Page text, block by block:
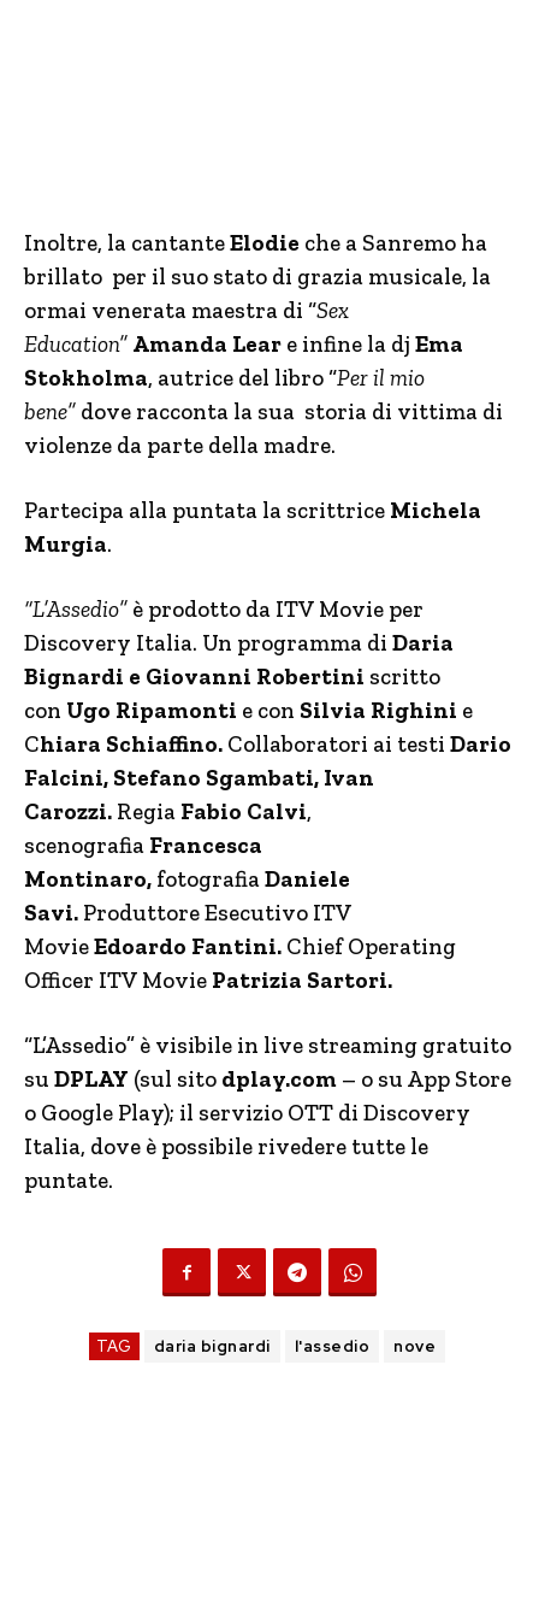
Inoltre, la cantanteElodie che a Sanremo ha
brillato per il suo stato di grazia musicale, la
ormai venerata maestra di “Sex
Education” Amanda Lear e infine la dj Ema
Stokholma, autrice del libro “Per il mio
bene” dove racconta la sua storia di vittima di
violenze da parte della madre.
Partecipa alla puntata la scrittrice Michela
Murgia.
“L’Assedio” è prodotto da ITV Movie per
Discovery Italia. Un programma di Daria
Bignardi e Giovanni Robertini scritto
con Ugo Ripamonti e con Silvia Righini e
Chiara Schiaffino. Collaboratori ai testi Dario
Falcini, Stefano Sgambati, Ivan
Carozzi. Regia Fabio Calvi,
scenografia Francesca
Montinaro, fotografiaDaniele
Savi. Produttore Esecutivo ITV
MovieEdoardo Fantini. Chief Operating
Officer ITV Movie Patrizia Sartori.
“L’Assedio” è visibile in live streaming gratuito
su DPLAY (sul sito dplay.com – o su App Store
o Google Play); il servizio OTT di Discovery
Italia, dove è possibile rivedere tutte le
puntate.
TAG daria bignardi l'assedio nove